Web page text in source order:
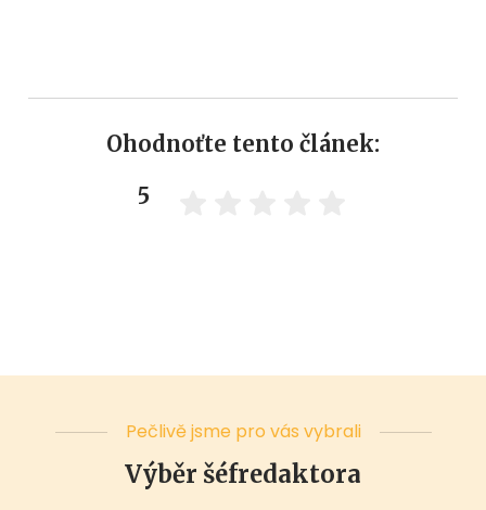
Ohodnoťte tento článek:
5
Pečlivě jsme pro vás vybrali
Výběr šéfredaktora